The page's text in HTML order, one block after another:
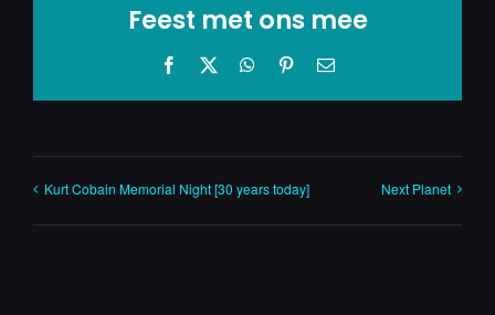
Feest met ons mee
Facebook WhatsApp
Pinterest
E-
Kurt Cobain Memorial Night [30 years today] Next Planet